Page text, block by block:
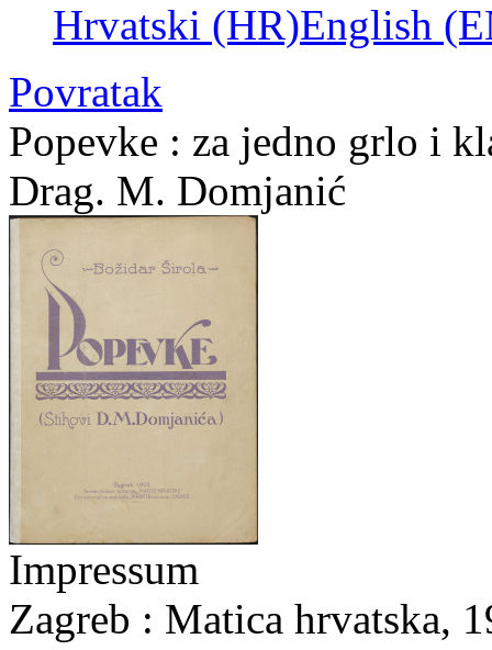
Hrvatski (HR)English
Povratak
Popevke : za jedno grlo i
Drag. M. Domjanić
Impressum
Zagreb : Matica hrvatska,